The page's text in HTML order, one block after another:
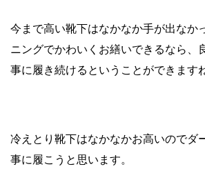
今まで高い靴下はなかなか手が出なか
ニングでかわいくお繕いできるなら、
事に履き続けるということができますね
冷えとり靴下はなかなかお高いのでダ
事に履こうと思います。